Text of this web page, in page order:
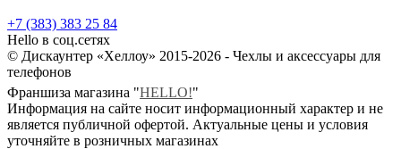
+7 (383) 383 25 84
Hello в соц.сетях
© Дискаунтер «Хеллоу» 2015-2026 - Чехлы и аксессуары для
телефонов
Франшиза магазина "HELLO!"
Информация на сайте носит информационный характер и не
является публичной офертой. Актуальные цены и условия
уточняйте в розничных магазинах